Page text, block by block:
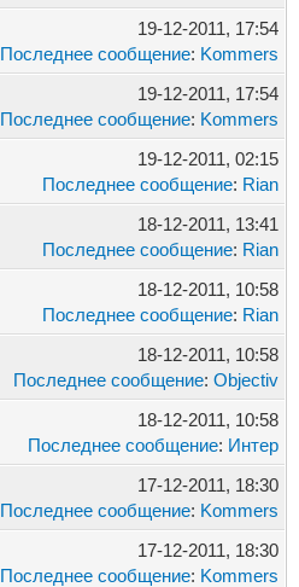
19-12-2011, 17:54
Последнее сообщение: Kommers
19-12-2011, 17:54
Последнее сообщение: Kommers
19-12-2011, 02:15
Последнее сообщение: Rian
18-12-2011, 13:41
Последнее сообщение: Rian
18-12-2011, 10:58
Последнее сообщение: Rian
18-12-2011, 10:58
Последнее сообщение: Objectiv
18-12-2011, 10:58
Последнее сообщение: Интер
17-12-2011, 18:30
Последнее сообщение: Kommers
17-12-2011, 18:30
Последнее сообщение: Kommers